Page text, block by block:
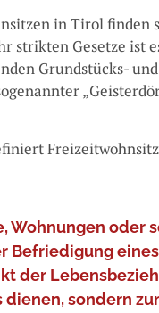
in Tirol finden
strikten Gesetze ist
Grundstücks- und
Wohnungen oder
Befriedigung eines
der
sondern